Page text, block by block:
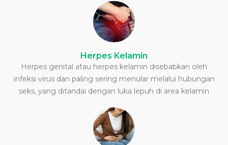
Herpes Kelamin
Herpes genital atau herpes kelamin disebabkan oleh
infeksi virus dan paling sering menular melalui hubungan
seks, yang ditandai dengan luka lepuh di area kelamin